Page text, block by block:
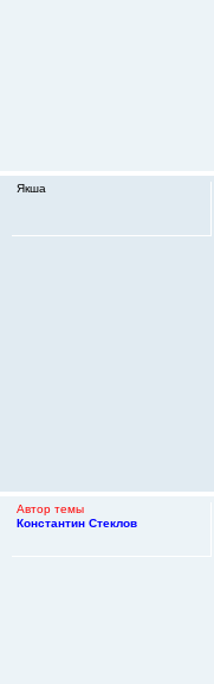
Якша
Автор темы
Константин Стеклов